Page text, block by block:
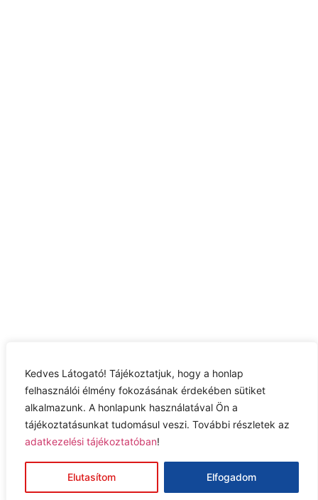
Kedves Látogató! Tájékoztatjuk, hogy a honlap
felhasználói élmény fokozásának érdekében sütiket
alkalmazunk. A honlapunk használatával Ön a
tájékoztatásunkat tudomásul veszi. További részletek az
adatkezelési tájékoztatóban!
Elutasítom Elfogadom
Adatkezelési tájékoztató
Jog nyilatkozat